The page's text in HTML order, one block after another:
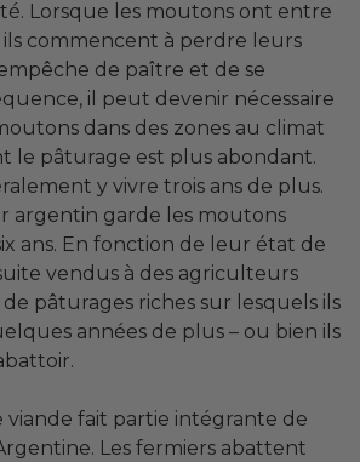
Lorsque les moutons ont entre
ils commencent à perdre leurs
de paître et de se
il peut devenir nécessaire
dans des zones au climat
le pâturage est plus abondant.
y vivre trois ans de plus.
argentin garde les moutons
ans. En fonction de leur état de
vendus à des agriculteurs
de pâturages riches sur lesquels ils
années de plus – ou bien ils
viande fait partie intégrante de
Les fermiers abattent